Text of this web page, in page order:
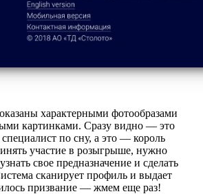
характерными фотообразами
картинками. Сразу видно — это
по сну, а это — король
участие в розыгрыше, нужно
свое предназначение и сделать
сканирует профиль и выдает
призвание — жмем еще раз!